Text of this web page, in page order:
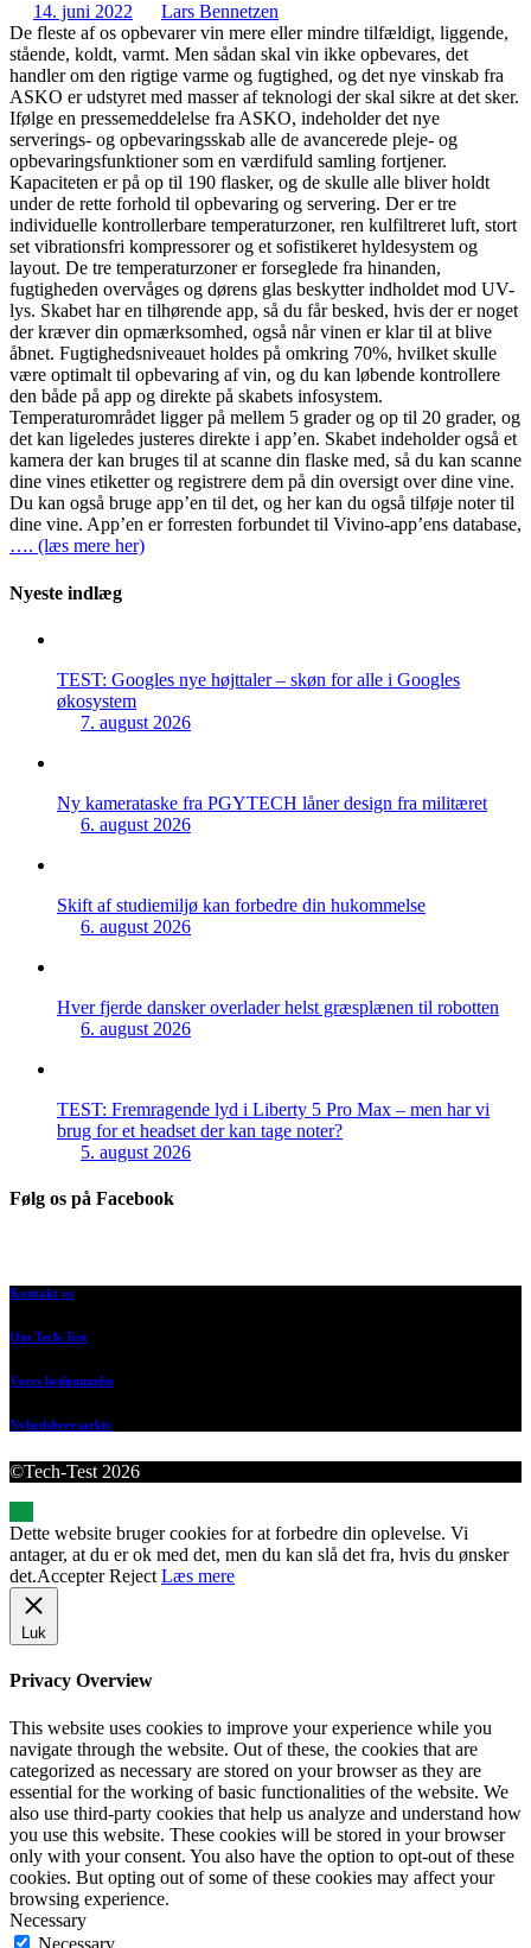
14. juni 2022
Lars Bennetzen
De fleste af os opbevarer vin mere eller mindre tilfældigt, liggende,
stående, koldt, varmt. Men sådan skal vin ikke opbevares, det
handler om den rigtige varme og fugtighed, og det nye vinskab fra
ASKO er udstyret med masser af teknologi der skal sikre at det sker.
Ifølge en pressemeddelelse fra ASKO, indeholder det nye
serverings- og opbevaringsskab alle de avancerede pleje- og
opbevaringsfunktioner som en værdifuld samling fortjener.
Kapaciteten er på op til 190 flasker, og de skulle alle bliver holdt
under de rette forhold til opbevaring og servering. Der er tre
individuelle kontrollerbare temperaturzoner, ren kulfiltreret luft, stort
set vibrationsfri kompressorer og et sofistikeret hyldesystem og
layout. De tre temperaturzoner er forseglede fra hinanden,
fugtigheden overvåges og dørens glas beskytter indholdet mod UV-
lys. Skabet har en tilhørende app, så du får besked, hvis der er noget
der kræver din opmærksomhed, også når vinen er klar til at blive
åbnet. Fugtighedsniveauet holdes på omkring 70%, hvilket skulle
være optimalt til opbevaring af vin, og du kan løbende kontrollere
den både på app og direkte på skabets infosystem.
Temperaturområdet ligger på mellem 5 grader og op til 20 grader, og
det kan ligeledes justeres direkte i app’en. Skabet indeholder også et
kamera der kan bruges til at scanne din flaske med, så du kan scanne
dine vines etiketter og registrere dem på din oversigt over dine vine.
Du kan også bruge app’en til det, og her kan du også tilføje noter til
dine vine. App’en er forresten forbundet til Vivino-app’ens database,
…. (læs mere her)
Nyeste indlæg
TEST: Googles nye højttaler – skøn for alle i Googles
økosystem
7. august 2026
Ny kamerataske fra PGYTECH låner design fra militæret
6. august 2026
Skift af studiemiljø kan forbedre din hukommelse
6. august 2026
Hver fjerde dansker overlader helst græsplænen til robotten
6. august 2026
TEST: Fremragende lyd i Liberty 5 Pro Max – men har vi
brug for et headset der kan tage noter?
5. august 2026
Følg os på Facebook
Kontakt os
Om Tech-Test
Vores bedømmelse
Nyhedsbrevsarkiv
©Tech-Test 2026
Dette website bruger cookies for at forbedre din oplevelse. Vi
antager, at du er ok med det, men du kan slå det fra, hvis du ønsker
det.Accepter Reject Læs mere
Luk
Privacy Overview
This website uses cookies to improve your experience while you
navigate through the website. Out of these, the cookies that are
categorized as necessary are stored on your browser as they are
essential for the working of basic functionalities of the website. We
also use third-party cookies that help us analyze and understand how
you use this website. These cookies will be stored in your browser
only with your consent. You also have the option to opt-out of these
cookies. But opting out of some of these cookies may affect your
browsing experience.
Necessary
Necessary